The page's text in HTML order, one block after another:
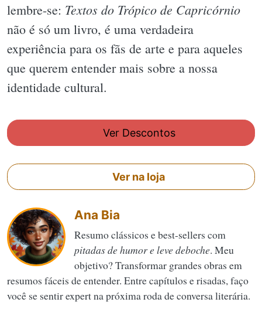
lembre-se: Textos do Trópico de Capricórnio
não é só um livro, é uma verdadeira
experiência para os fãs de arte e para aqueles
que querem entender mais sobre a nossa
identidade cultural.
Ver Descontos
Ver na loja
Ana Bia
Resumo clássicos e best-sellers com
pitadas de humor e leve deboche. Meu
objetivo? Transformar grandes obras em
resumos fáceis de entender. Entre capítulos e risadas, faço
você se sentir expert na próxima roda de conversa literária.